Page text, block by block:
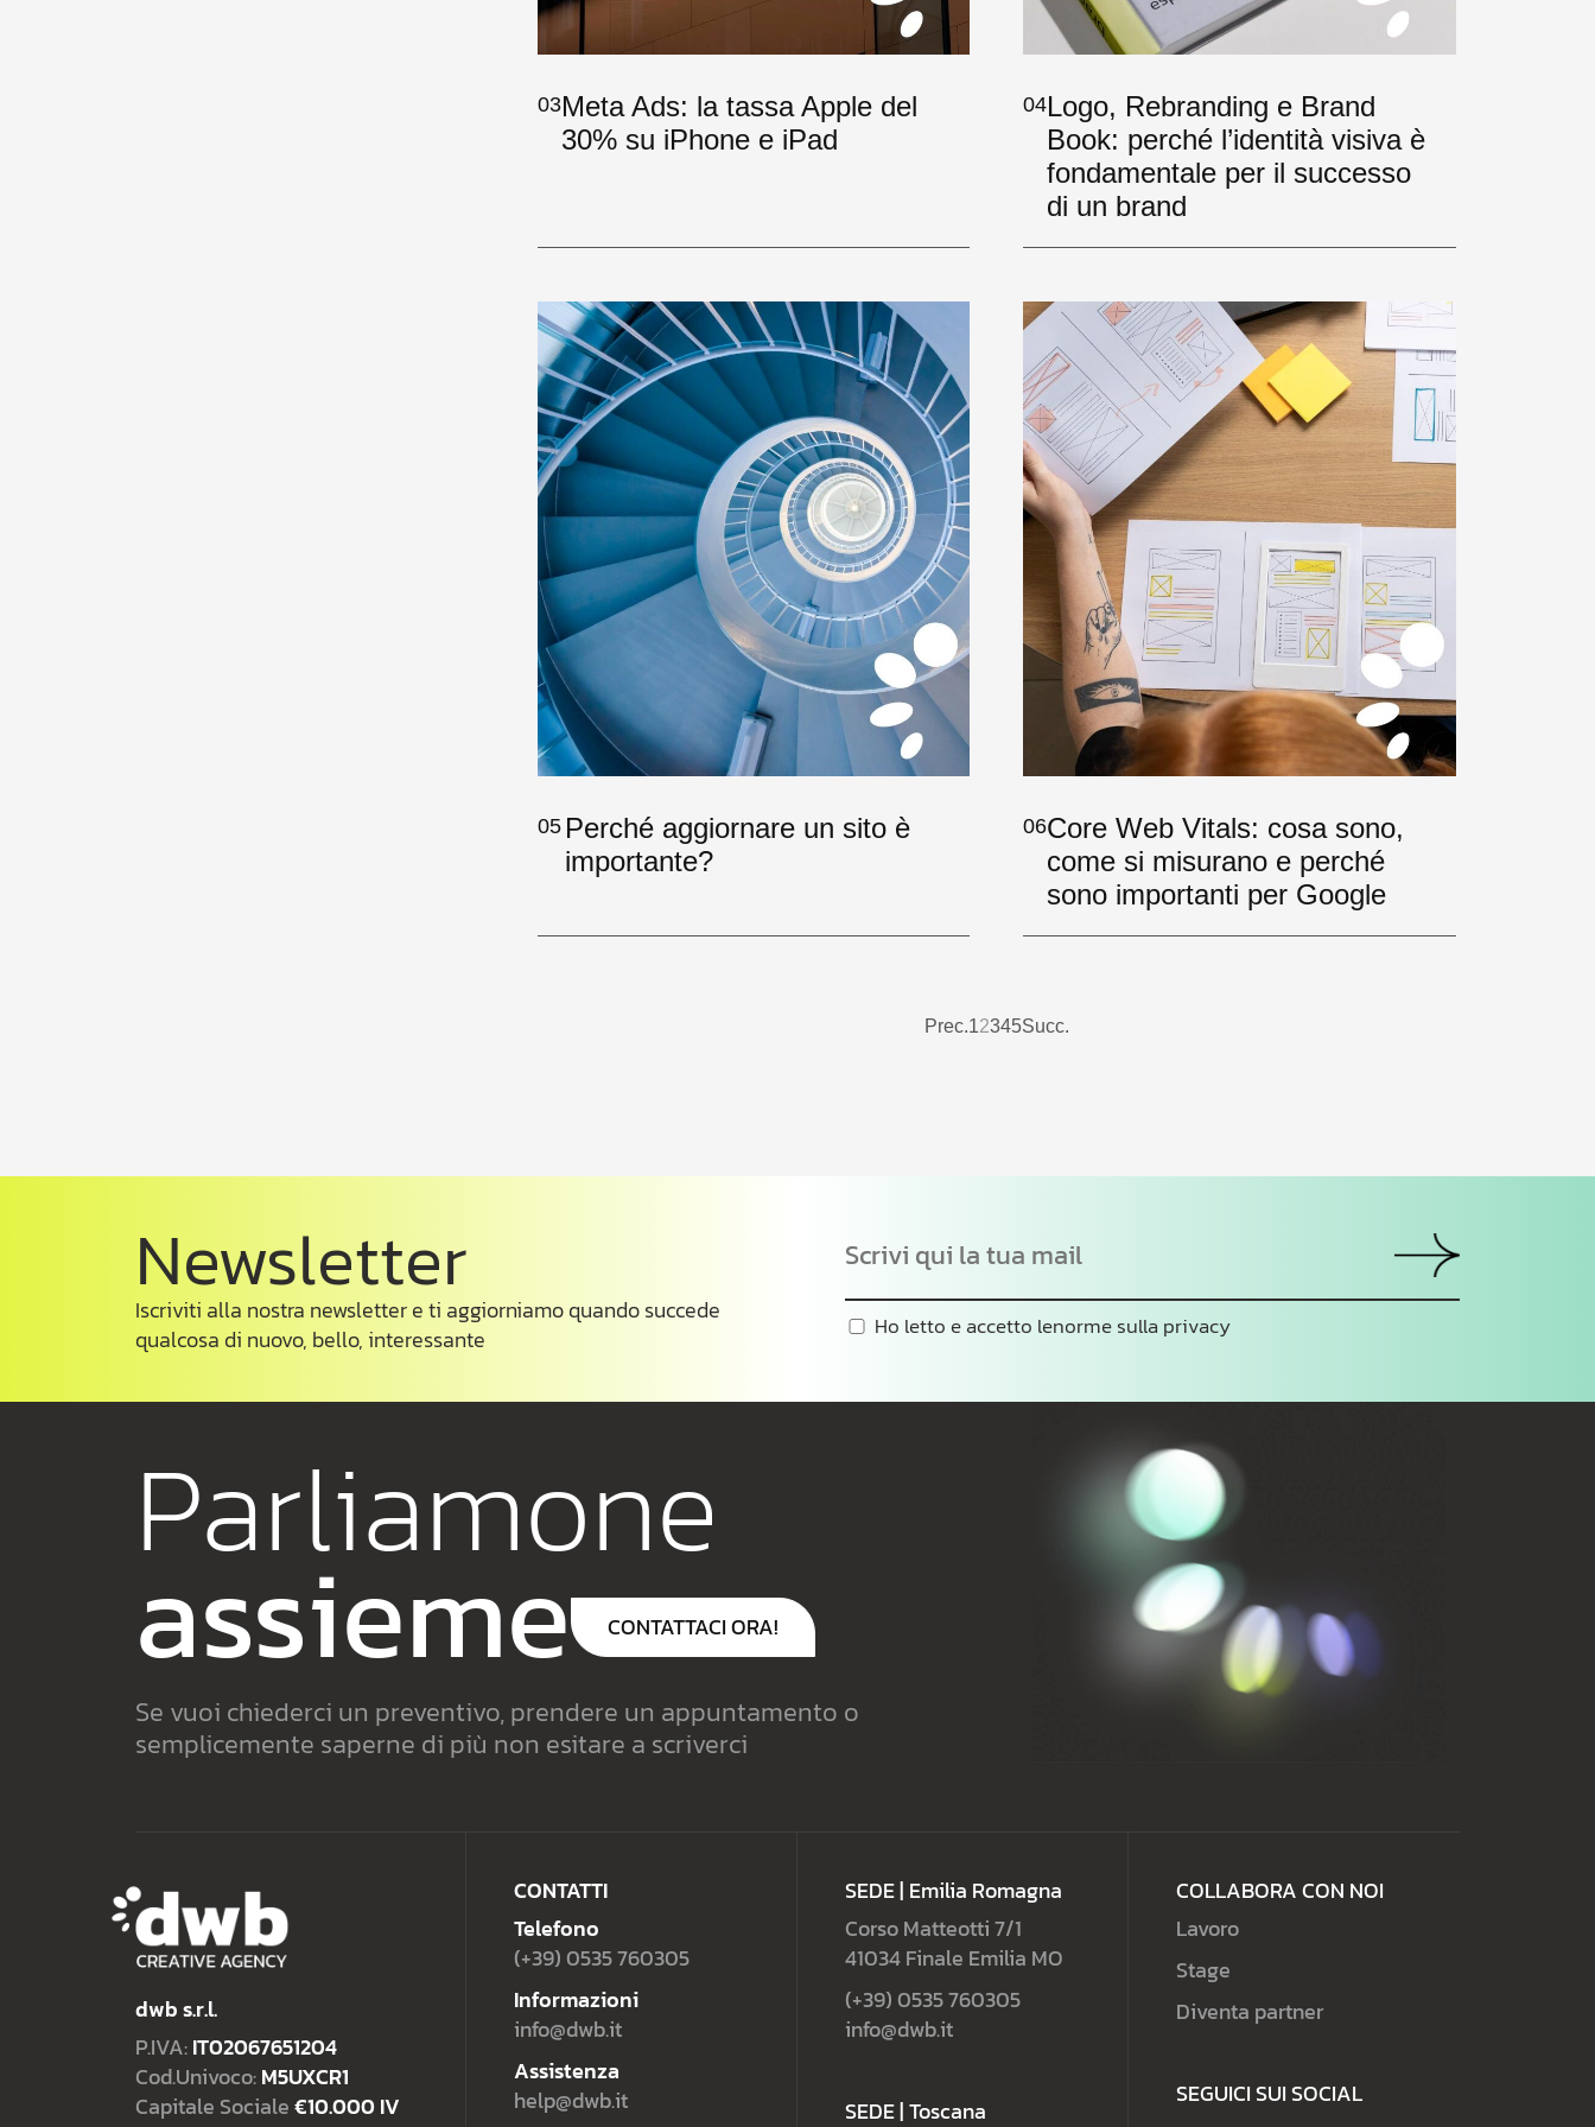
03Meta Ads: la tassa Apple del
30% su iPhone e iPad
04Logo, Rebranding e Brand
Book: perché l’identità visiva è
fondamentale per il successo
di un brand
05 Perché aggiornare un sito è
importante?
06Core Web Vitals: cosa sono,
come si misurano e perché
sono importanti per Google
Prec.12345Succ.
Newsletter
Iscriviti alla nostra newsletter e ti aggiorniamo quando succede
qualcosa di nuovo, bello, interessante
Ho letto e accetto lenorme sulla privacy
Parliamone
assieme CONTATTACI ORA!
Se vuoi chiederci un preventivo, prendere un appuntamento o
semplicemente saperne di più non esitare a scriverci
dwb s.r.l.
P.IVA:IT02067651204
Cod.Univoco:M5UXCR1
Capitale Sociale€10.000 IV
CONTATTI
Telefono
(+39) 0535 760305
Informazioni
info@dwb.it
Assistenza
help@dwb.it
SEDE | Emilia Romagna
Corso Matteotti 7/1
41034 Finale Emilia MO
(+39) 0535 760305
info@dwb.it
SEDE | Toscana
COLLABORA CON NOI
Lavoro
Stage
Diventa partner
SEGUICI SUI SOCIAL